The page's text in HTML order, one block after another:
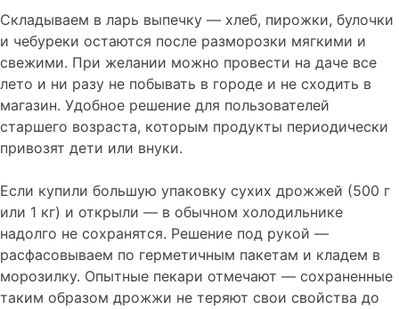
Складываем в ларь выпечку — хлеб, пирожки, булочки
и чебуреки остаются после разморозки мягкими и
свежими. При желании можно провести на даче все
лето и ни разу не побывать в городе и не сходить в
магазин. Удобное решение для пользователей
старшего возраста, которым продукты периодически
привозят дети или внуки.
Если купили большую упаковку сухих дрожжей (500 г
или 1 кг) и открыли — в обычном холодильнике
надолго не сохранятся. Решение под рукой —
расфасовываем по герметичным пакетам и кладем в
морозилку. Опытные пекари отмечают — сохраненные
таким образом дрожжи не теряют свои свойства до